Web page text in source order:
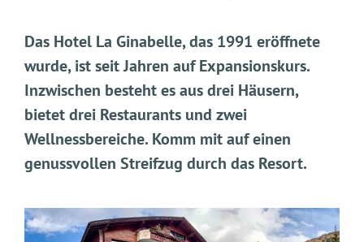
Das Hotel La Ginabelle, das 1991 eröffnete
wurde, ist seit Jahren auf Expansionskurs.
Inzwischen besteht es aus drei Häusern,
bietet drei Restaurants und zwei
Wellnessbereiche. Komm mit auf einen
genussvollen Streifzug durch das Resort.